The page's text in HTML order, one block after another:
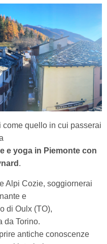
quello in cui passerai
e yoga in Piemonte con
.
Alpi Cozie, soggiornerai
e
di Oulx (TO),
da Torino.
antiche conoscenze